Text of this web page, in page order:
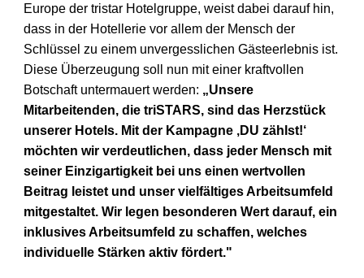
Europe der tristar Hotelgruppe, weist dabei darauf hin,
dass in der Hotellerie vor allem der Mensch der
Schlüssel zu einem unvergesslichen Gästeerlebnis ist.
Diese Überzeugung soll nun mit einer kraftvollen
Botschaft untermauert werden: „Unsere
Mitarbeitenden, die triSTARS, sind das Herzstück
unserer Hotels. Mit der Kampagne ‚DU zählst!‘
möchten wir verdeutlichen, dass jeder Mensch mit
seiner Einzigartigkeit bei uns einen wertvollen
Beitrag leistet und unser vielfältiges Arbeitsumfeld
mitgestaltet. Wir legen besonderen Wert darauf, ein
inklusives Arbeitsumfeld zu schaffen, welches
individuelle Stärken aktiv fördert."